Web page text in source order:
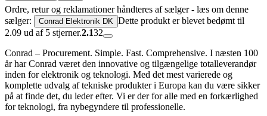
Ordre, retur og reklamationer håndteres af sælger - læs om denne
sælger:
Conrad Elektronik DK Dette produkt er blevet bedømt til
2.09 ud af 5 stjerner.2.132
Conrad – Procurement. Simple. Fast. Comprehensive. I næsten 100
år har Conrad været den innovative og tilgængelige totalleverandør
inden for elektronik og teknologi. Med det mest varierede og
komplette udvalg af tekniske produkter i Europa kan du være sikker
på at finde det, du leder efter. Vi er der for alle med en forkærlighed
for teknologi, fra nybegyndere til professionelle.